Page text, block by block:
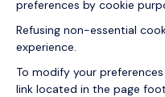
pleinement à ses forces ni
l’orienter vers des rôles
avons pris le temps
compétences
consommation et